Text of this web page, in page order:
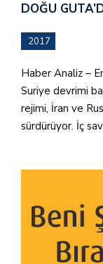
DOĞU
2017
Haber Analiz –
Suriye devrimi
rejimi, İran ve
sürdürüyor. İç